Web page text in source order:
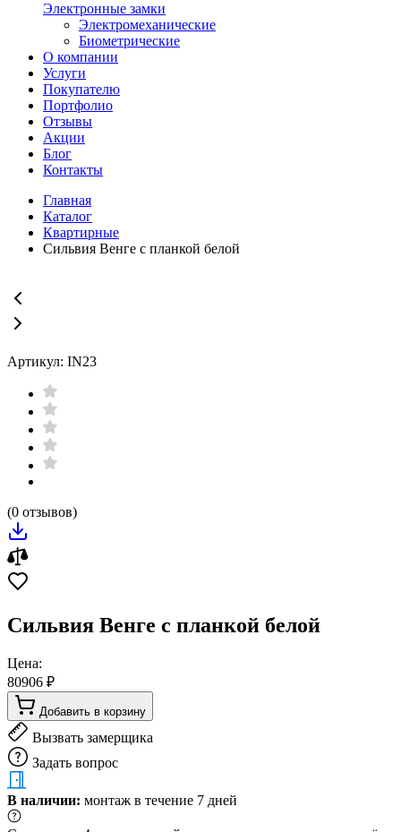
Электронные замки
Электромеханические
Биометрические
О компании
Услуги
Покупателю
Портфолио
Отзывы
Акции
Блог
Контакты
Главная
Каталог
Квартирные
Сильвия Венге с планкой белой
Артикул: IN23
(0 отзывов)
Сильвия Венге с планкой белой
Цена:
80906 ₽
Добавить в корзину
Вызвать замерщика
Задать вопрос
В наличии: монтаж в течение 7 дней